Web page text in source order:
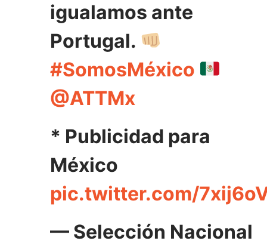
igualamos ante
Portugal.
#SomosMéxico
@ATTMx
* Publicidad para
México
pic.twitter.com/
— Selección Nacional